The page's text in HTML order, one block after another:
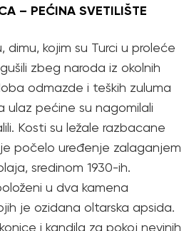
– PEĆINA SVETILIŠTE
dimu, kojim su Turci u proleće
zbeg naroda iz okolnih
odmazde i teških zuluma
ulaz pećine su nagomilali
Kosti su ležale razbacane
počelo uređenje zalaganjem
sredinom 1930-ih.
u dva kamena
je ozidana oltarska apsida.
i kandila za pokoj nevinih